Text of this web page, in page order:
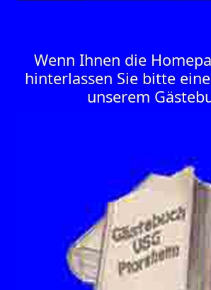
Wenn Ihnen die
hinterlassen Sie bitte
unserem